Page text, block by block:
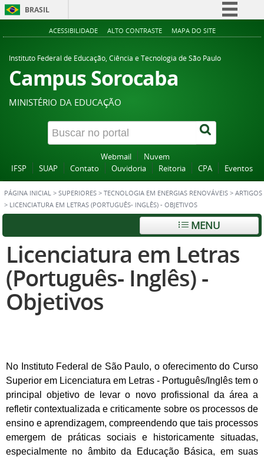
BRASIL
Simplifique!
Acesso à informação
Canais
ACESSIBILIDADE ALTO CONTRASTE MAPA DO SITE
Instituto Federal de Educação, Ciência e Tecnologia de São Paulo
Campus Sorocaba
MINISTÉRIO DA EDUCAÇÃO
Webmail
Nuvem
IFSP
SUAP Contato Ouvidoria Reitoria CPA Eventos
PÁGINA INICIAL > SUPERIORES > TECNOLOGIA EM ENERGIAS RENOVÁVEIS > ARTIGOS
> LICENCIATURA EM LETRAS (PORTUGUÊS- INGLÊS) - OBJETIVOS
MENU
Licenciatura em Letras
(Português- Inglês) -
Objetivos
No Instituto Federal de São Paulo, o oferecimento do Curso
Superior em Licenciatura em Letras - Português/Inglês tem o
principal objetivo de levar o novo profissional da área a
refletir contextualizada e criticamente sobre os processos de
ensino e aprendizagem, compreendendo que tais processos
emergem de práticas sociais e historicamente situadas,
especialmente no âmbito da Educação Básica, em suas